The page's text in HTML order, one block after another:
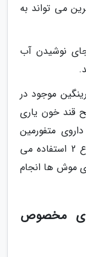
می تواند به
جای نوشیدن آب
موجود در
قند خون یاری
متفورمین
است که در درمان و بهبود دیابت نوع 2 استفاده می
موش ها انجام
مخصوص